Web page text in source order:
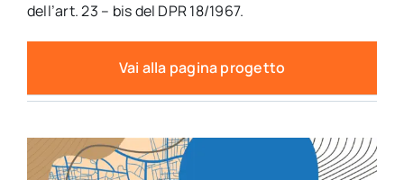
dell’art. 23 – bis del DPR 18/1967.
Vai alla pagina progetto